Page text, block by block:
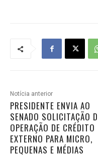
Notícia anterior
PRESIDENTE ENVIA AO
SENADO SOLICITAÇÃO
OPERAÇÃO DE CRÉDITO
EXTERNO PARA MICRO,
PEQUENAS E MÉDIAS